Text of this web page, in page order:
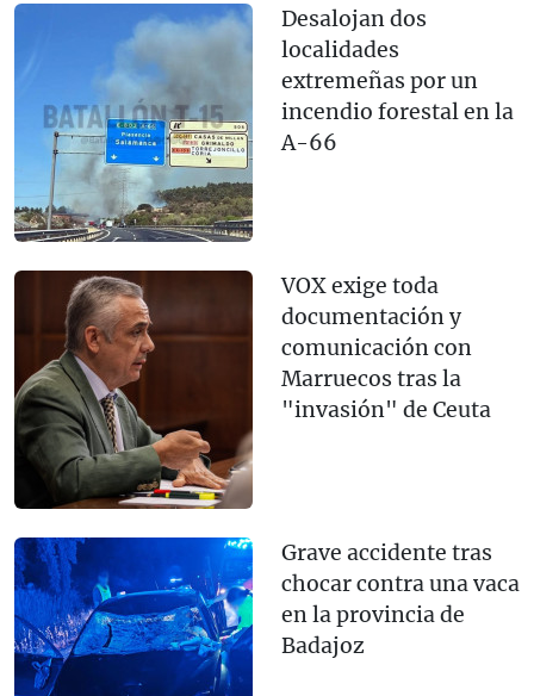
Desalojan dos
localidades
extremeñas por un
incendio forestal en la
A-66
VOX exige toda
documentación y
comunicación con
Marruecos tras la
"invasión" de Ceuta
Grave accidente tras
chocar contra una vaca
en la provincia de
Badajoz